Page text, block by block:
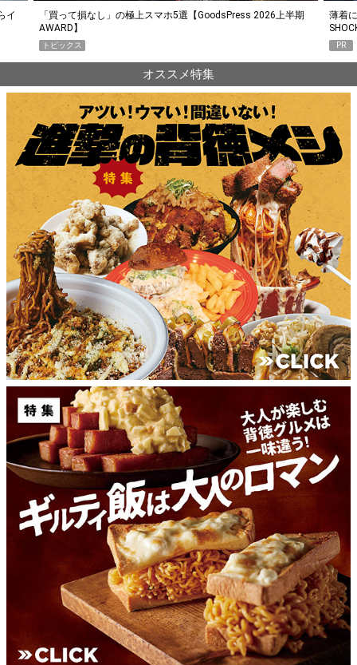
イ
「買って損なし」の極上スマホ5選【GoodsPress 2026上半期
AWARD】
トピックス
薄着
PR
オススメ特集